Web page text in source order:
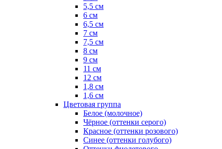
5,5 см
6 см
6,5 см
7 см
7,5 см
8 см
9 см
11 см
12 см
1,8 см
1,6 см
Цветовая группа
Белое (молочное)
Чёрное (оттенки серого)
Красное (оттенки розового)
Синее (оттенки голубого)